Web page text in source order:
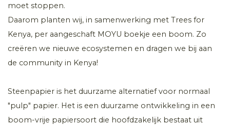
moet stoppen.
Daarom planten wij, in samenwerking met Trees for
Kenya, per aangeschaft MOYU boekje een boom. Zo
creëren we nieuwe ecosystemen en dragen we bij aan
de community in Kenya!
Steenpapier is het duurzame alternatief voor normaal
"pulp" papier. Het is een duurzame ontwikkeling in een
boom-vrije papiersoort die hoofdzakelijk bestaat uit